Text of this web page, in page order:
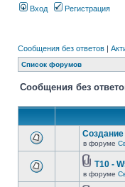
Вход Регистрация
Сообщения без ответов |
Список форумов
Сообщения без
Создание
в форуме
T10 -
в форуме